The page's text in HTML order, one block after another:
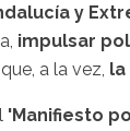
y
impulsar
a la vez, la
'Manifiesto